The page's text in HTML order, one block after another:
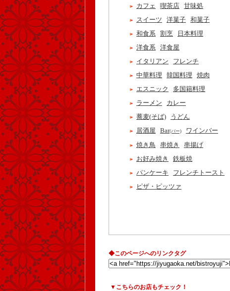
カフェ
喫茶店 甘味処
スイーツ
洋菓子 和菓子
和食系 割烹
日本料理
洋食系 洋食屋
イタリアン
フレンチ
中華料理
韓国料理
焼肉
エスニック
多国籍料理
ラーメン
カレー
蕎麦(そば)
うどん
居酒屋
Bar(バー)
ワインバー
焼き鳥
串焼き
串揚げ
お好み焼き
鉄板焼
パンケーキ
フレンチトースト
ピザ・ピッツァ
◆このページへのリンクタグ
▼こちらのお店もチェック！